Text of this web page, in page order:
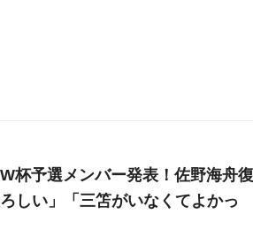
杯予選メンバー発表！佐野海舟復
しい」「三笘がいなくてよかっ